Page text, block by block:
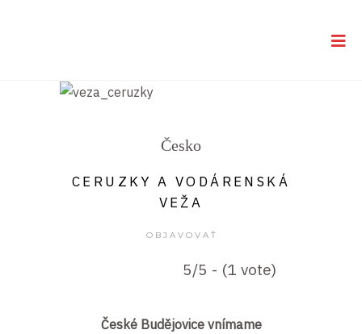
Česko
CERUZKY A VODÁRENSKÁ
VEŽA
OBJAVOVAŤ
5/5 - (1 vote)
České Budějovice vnímame